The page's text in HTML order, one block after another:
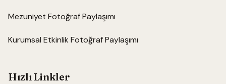
Mezuniyet Fotoğraf Paylaşımı
Kurumsal Etkinlik Fotoğraf Paylaşımı
Hızlı Linkler